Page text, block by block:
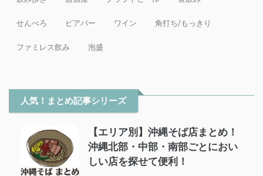
せんべろ ビアバー ワイン 角打ち/もっきり
ファミレス飲み 泡盛
人気！まとめ記事シリーズ
【エリア別】沖縄そば店まとめ！
沖縄北部・中部・南部ごとにおい
しい店を探せて便利！